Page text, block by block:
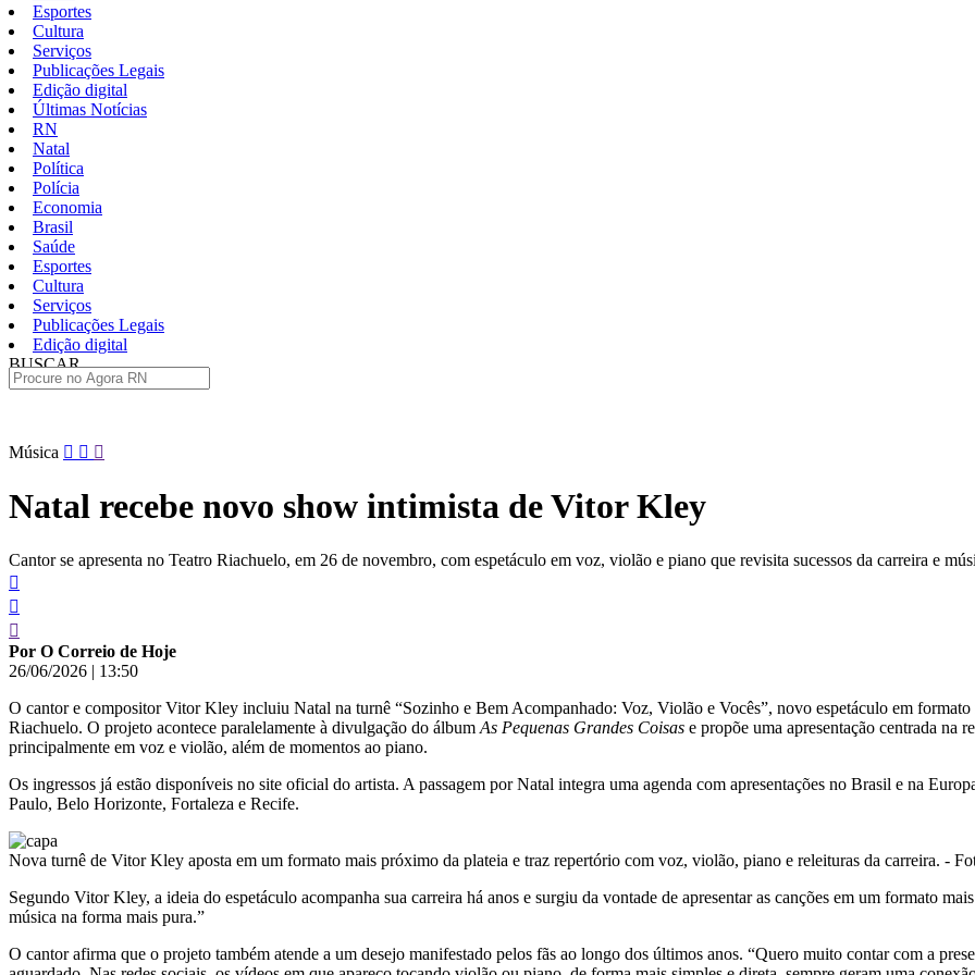
Esportes
Cultura
Serviços
Publicações Legais
Edição digital
Últimas Notícias
RN
Natal
Política
Polícia
Economia
Brasil
Saúde
Esportes
Cultura
Serviços
Publicações Legais
Edição digital
BUSCAR
Pular
conteúdo
Música
Natal recebe novo show intimista de Vitor Kley
Cantor se apresenta no Teatro Riachuelo, em 26 de novembro, com espetáculo em voz, violão e piano que revisita sucessos da carreira e
Por O Correio de Hoje
26/06/2026 | 13:50
O cantor e compositor Vitor Kley incluiu Natal na turnê “Sozinho e Bem Acompanhado: Voz, Violão e Vocês”, novo espetáculo em
Riachuelo. O projeto acontece paralelamente à divulgação do álbum As Pequenas Grandes Coisas e propõe uma apresentação centrada na
principalmente em voz e violão, além de momentos ao piano.
Os ingressos já estão disponíveis no site oficial do artista. A passagem por Natal integra uma agenda com apresentações no Brasil e na
Paulo, Belo Horizonte, Fortaleza e Recife.
Nova turnê de Vitor Kley aposta em um formato mais próximo da plateia e traz repertório com voz, violão, piano e releituras da carreira. -
Segundo Vitor Kley, a ideia do espetáculo acompanha sua carreira há anos e surgiu da vontade de apresentar as canções em um formato
música na forma mais pura.”
O cantor afirma que o projeto também atende a um desejo manifestado pelos fãs ao longo dos últimos anos. “Quero muito contar com a